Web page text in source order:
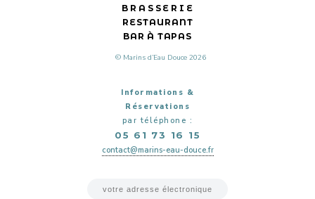
BRASSERIE
RESTAURANT
BAR À TAPAS
© Marins d’Eau Douce 2026
Informations &
Réservations
par téléphone :
05 61 73 16 15
contact@marins-eau-douce.fr